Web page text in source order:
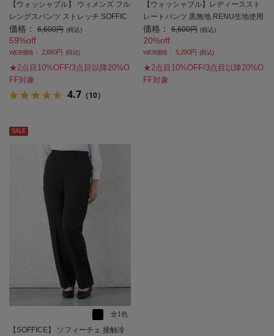
【ウォッシャブル】 ウィメンズ フル
レングスパンツ ストレッチ SOFFIC
E ブラック 無地 通年【レディース】
価格： 6,600円 (税込)
59%off
WEB価格： 2,690円 (税込)
★2点目10%OFF/3点目以降20%O
FF対象
4.7 （10）
【ウォッシャブル】レディーススト
レートパンツ 黒無地 RENU生地使用
SOFFICE 通年【レディース】
価格： 6,600円 (税込)
20%off
WEB価格： 5,290円 (税込)
★2点目10%OFF/3点目以降20%O
FF対象
SALE
全1色
【SOFFICE】 ソフィーチェ 接触冷